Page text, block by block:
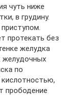
чуть ниже
в грудину.
протекать без
желудка
желудочных
по
прободение